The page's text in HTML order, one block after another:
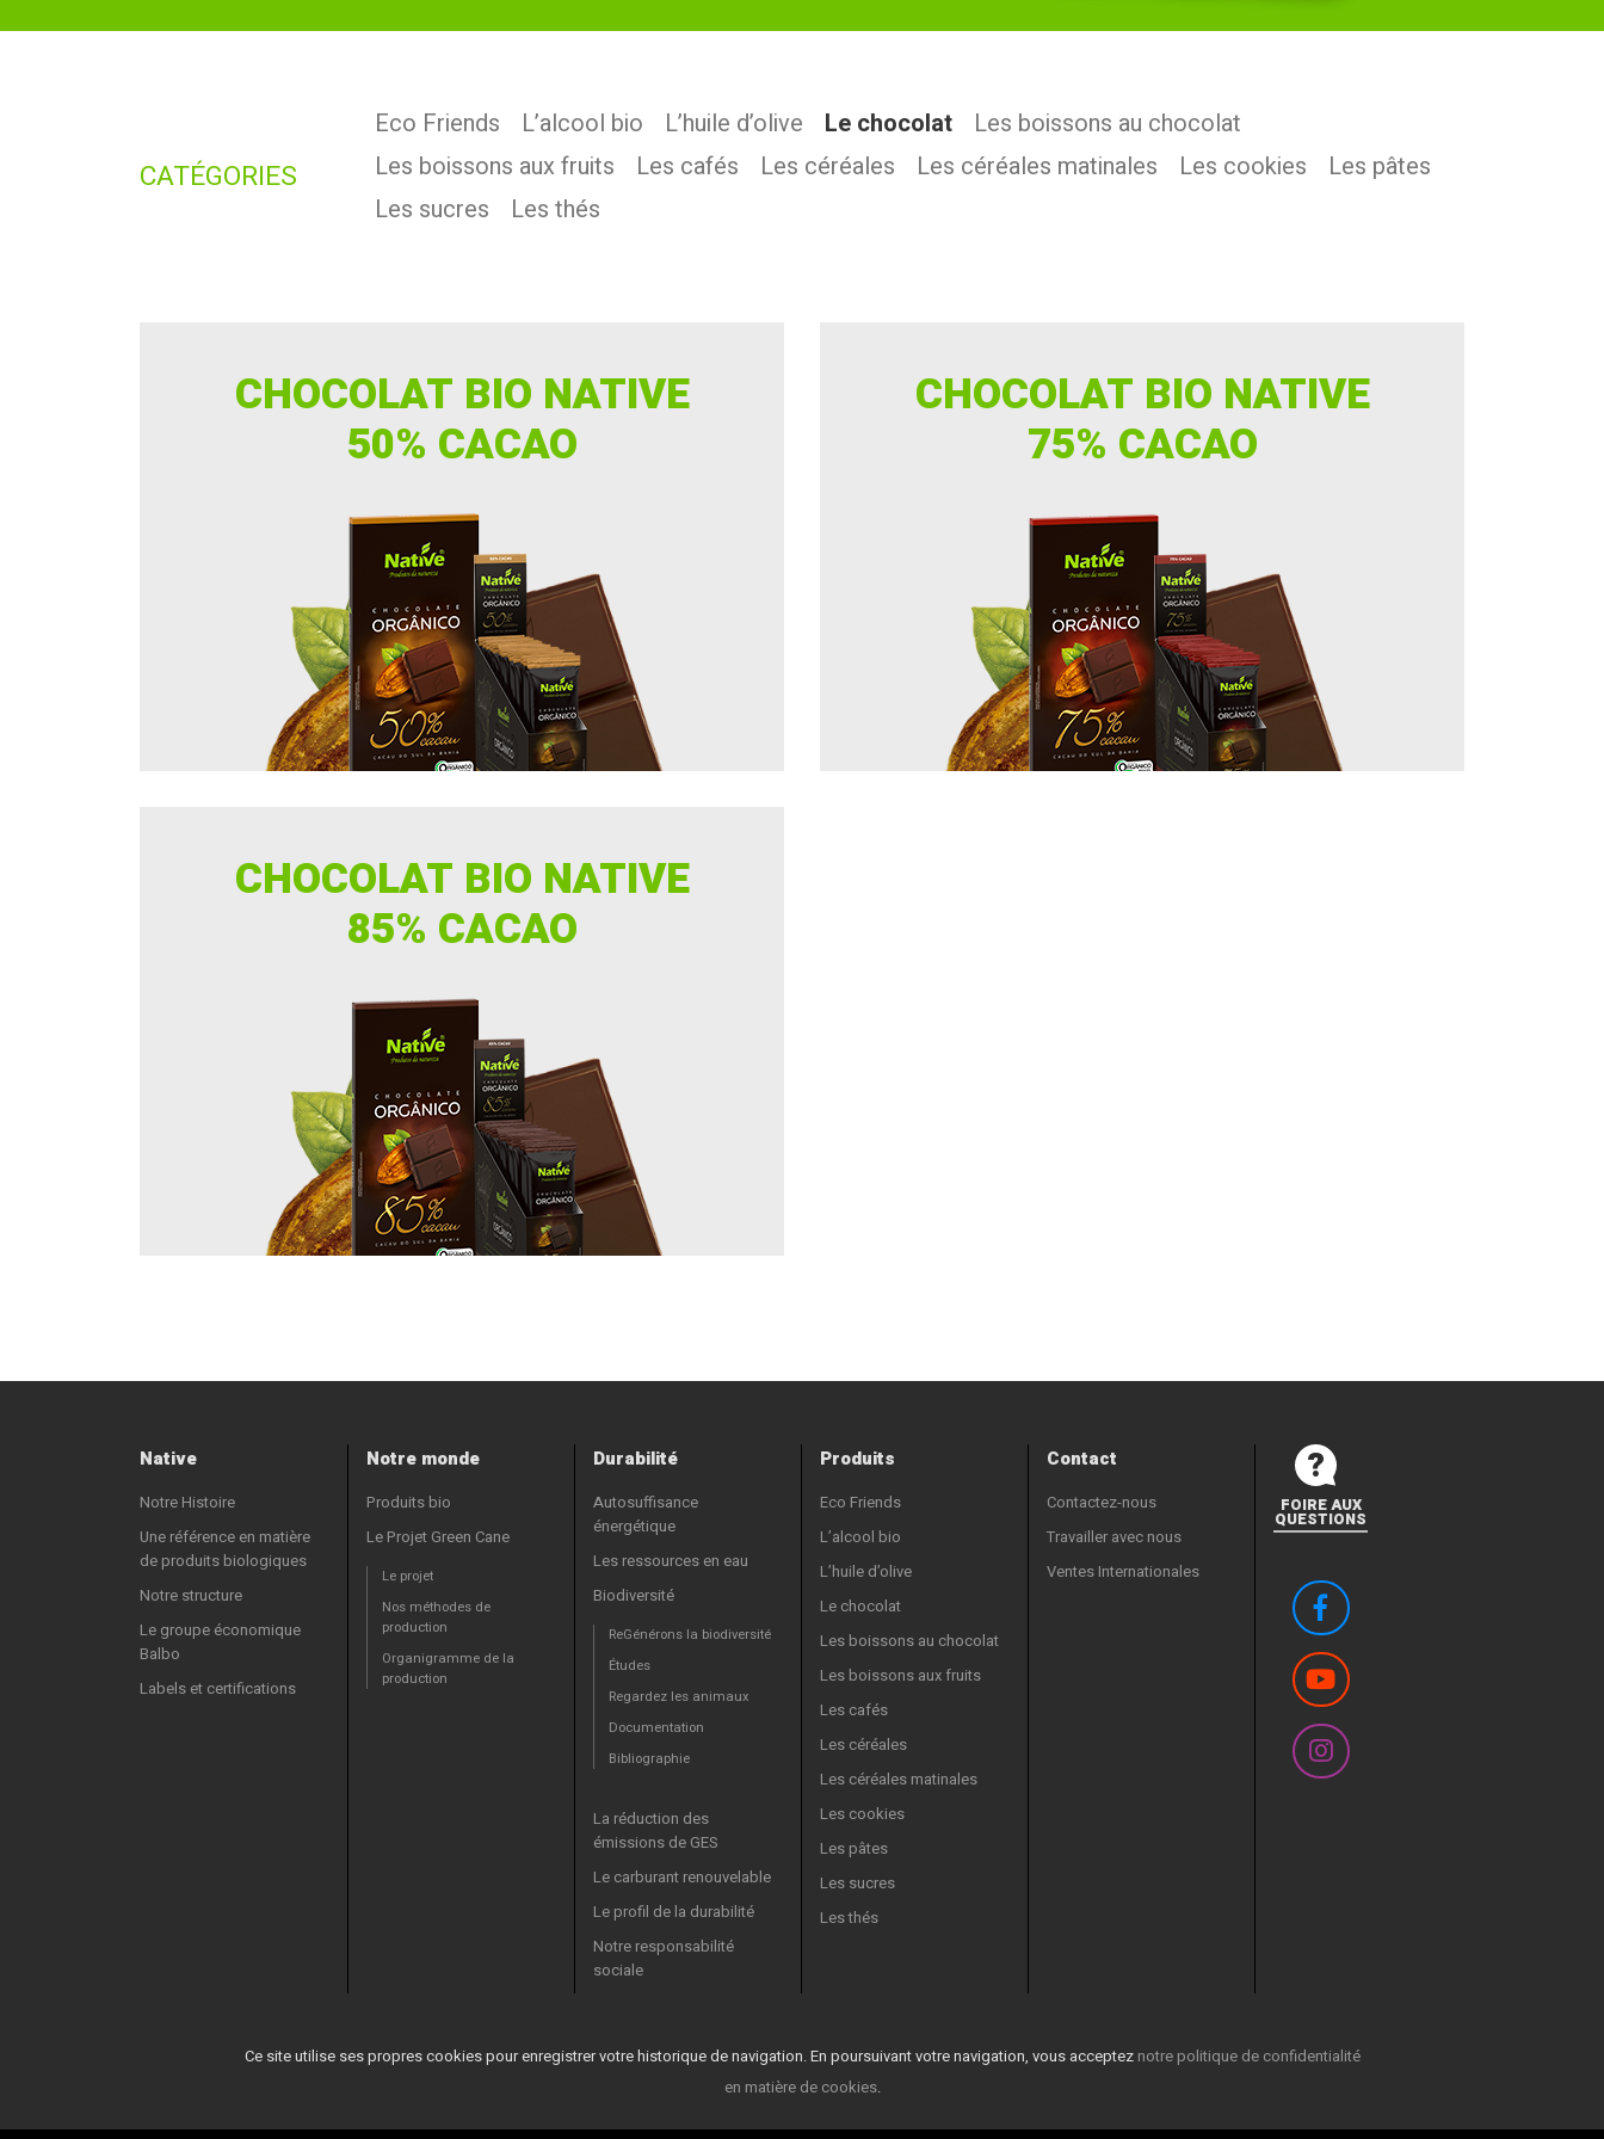
CATÉGORIES
Eco Friends L’alcool bio L’huile d’olive Le chocolat
Les boissons au chocolat
Les boissons aux fruits
Les cafés Les céréales Les céréales matinales Les cookies
Les pâtes
Les sucres
Les thés
CHOCOLAT BIO NATIVE
50% CACAO
CHOCOLAT BIO NATIVE
75% CACAO
CHOCOLAT BIO NATIVE
85% CACAO
Native
Notre Histoire
Une référence en matière
de produits biologiques
Notre structure
Le groupe économique
Balbo
Labels et certifications
Notre monde
Produits bio
Le Projet Green Cane
Le projet
Nos méthodes de
production
Organigramme de la
production
Durabilité
Autosuffisance
énergétique
Les ressources en eau
Biodiversité
ReGénérons la biodiversité
Études
Regardez les animaux
Documentation
Bibliographie
La réduction des
émissions de GES
Le carburant renouvelable
Le profil de la durabilité
Notre responsabilité
sociale
Produits
Eco Friends
L’alcool bio
L’huile d’olive
Le chocolat
Les boissons au chocolat
Les boissons aux fruits
Les cafés
Les céréales
Les céréales matinales
Les cookies
Les pâtes
Les sucres
Les thés
Contact
Contactez-nous
Travailler avec nous
Ventes Internationales
FOIRE AUX
QUESTIONS
Ce site utilise ses propres cookies pour enregistrer votre historique de navigation. En poursuivant votre navigation, vous acceptez notre politique de confidentialité
en matière de cookies.